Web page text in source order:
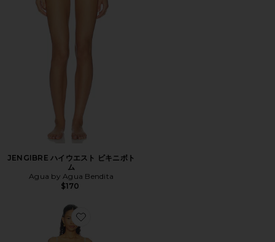
JENGIBRE ハイウエスト ビキニボト
ム
Agua by Agua Bendita
$170
Favorite DURAZNO ワンピース